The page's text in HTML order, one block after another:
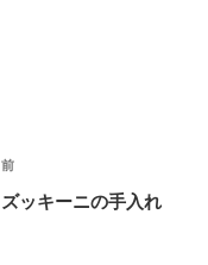
投
稿
前
の
前
ズッキーニの手入れ